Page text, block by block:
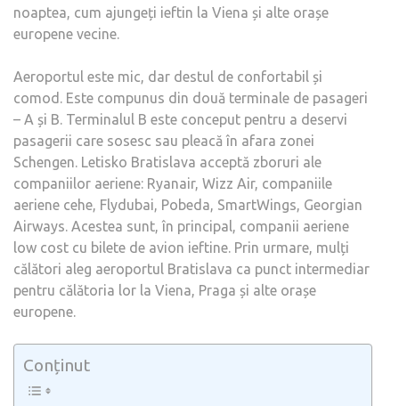
noaptea, cum ajungeți ieftin la Viena și alte orașe
europene vecine.
Aeroportul este mic, dar destul de confortabil și
comod. Este compunus din două terminale de pasageri
– A și B. Terminalul B este conceput pentru a deservi
pasagerii care sosesc sau pleacă în afara zonei
Schengen. Letisko Bratislava acceptă zboruri ale
companiilor aeriene: Ryanair, Wizz Air, companiile
aeriene cehe, Flydubai, Pobeda, SmartWings, Georgian
Airways. Acestea sunt, în principal, companii aeriene
low cost cu bilete de avion ieftine. Prin urmare, mulți
călători aleg aeroportul Bratislava ca punct intermediar
pentru călătoria lor la Viena, Praga și alte orașe
europene.
Conținut